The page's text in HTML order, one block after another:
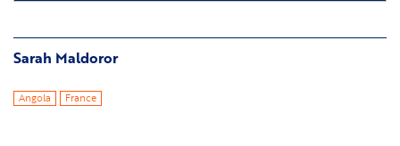
Sarah Maldoror
Angola France